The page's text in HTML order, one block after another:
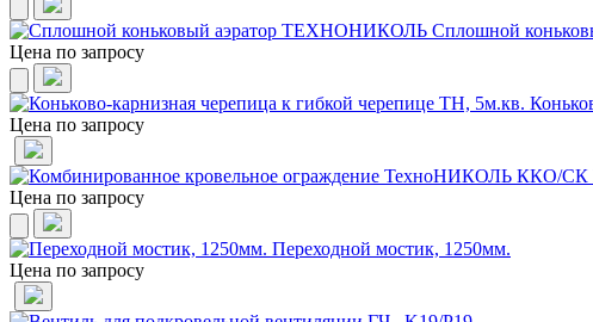
Сплошной
Цена по запросу
Цена по запросу
Цена по запросу
Переходной мостик, 1250мм.
Цена по запросу